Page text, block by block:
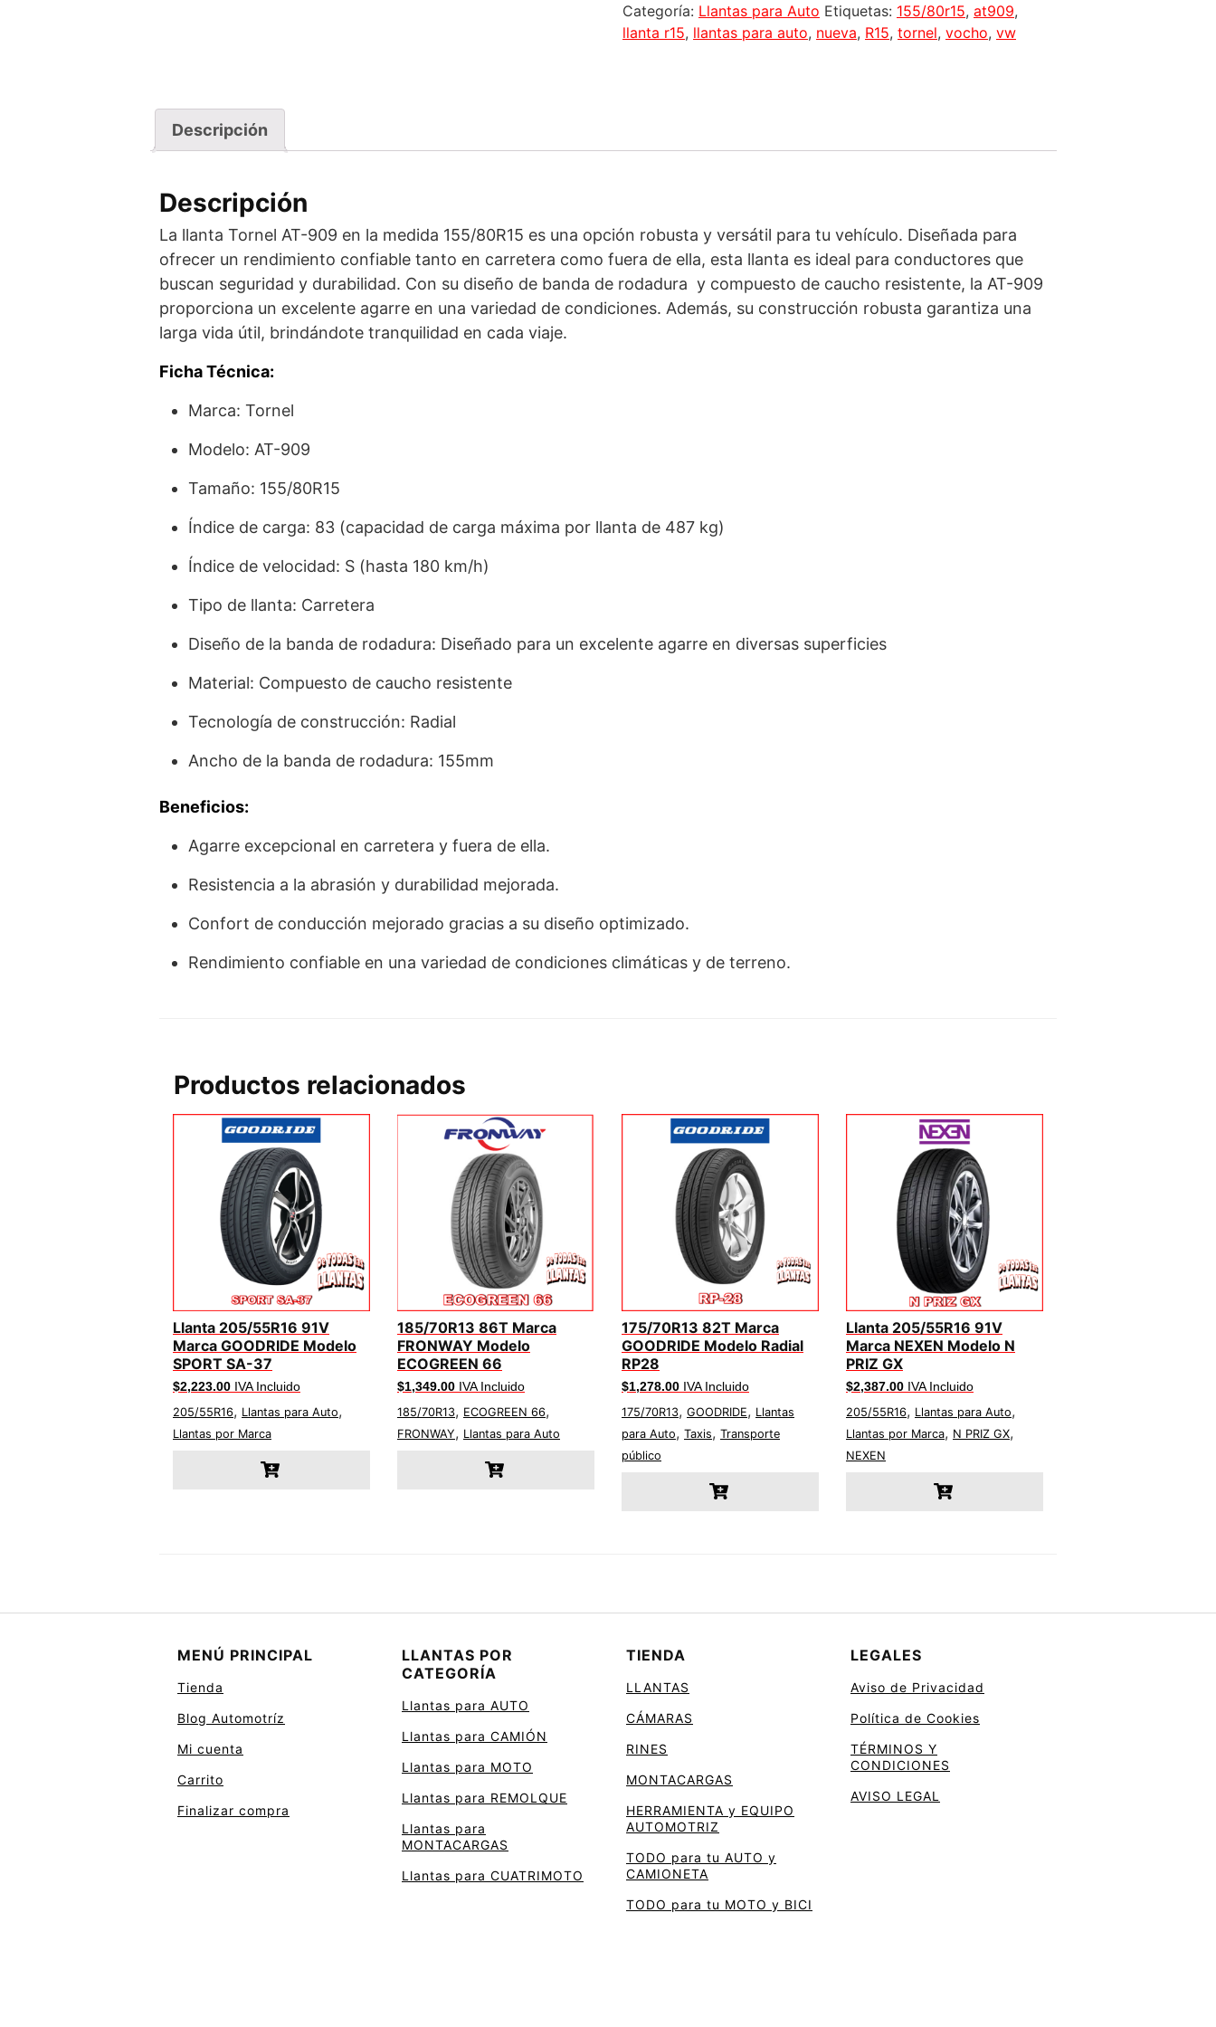
Categoría: Llantas para Auto Etiquetas: 155/80r15, at909,
llanta r15, llantas para auto, nueva, R15, tornel, vocho, vw
Descripción
Descripción
La llanta Tornel AT-909 en la medida 155/80R15 es una opción robusta y versátil para tu vehículo. Diseñada para
ofrecer un rendimiento confiable tanto en carretera como fuera de ella, esta llanta es ideal para conductores que
buscan seguridad y durabilidad. Con su diseño de banda de rodadura y compuesto de caucho resistente, la AT-909
proporciona un excelente agarre en una variedad de condiciones. Además, su construcción robusta garantiza una
larga vida útil, brindándote tranquilidad en cada viaje.
Ficha Técnica:
Marca: Tornel
Modelo: AT-909
Tamaño: 155/80R15
Índice de carga: 83 (capacidad de carga máxima por llanta de 487 kg)
Índice de velocidad: S (hasta 180 km/h)
Tipo de llanta: Carretera
Diseño de la banda de rodadura: Diseñado para un excelente agarre en diversas superficies
Material: Compuesto de caucho resistente
Tecnología de construcción: Radial
Ancho de la banda de rodadura: 155mm
Beneficios:
Agarre excepcional en carretera y fuera de ella.
Resistencia a la abrasión y durabilidad mejorada.
Confort de conducción mejorado gracias a su diseño optimizado.
Rendimiento confiable en una variedad de condiciones climáticas y de terreno.
Productos relacionados
Llanta 205/55R16 91V
Marca GOODRIDE Modelo
SPORT SA-37
$2,223.00 IVA Incluido
205/55R16, Llantas para Auto,
Llantas por Marca
185/70R13 86T Marca
FRONWAY Modelo
ECOGREEN 66
$1,349.00 IVA Incluido
185/70R13, ECOGREEN 66,
FRONWAY, Llantas para Auto
175/70R13 82T Marca
GOODRIDE Modelo Radial
RP28
$1,278.00 IVA Incluido
175/70R13, GOODRIDE, Llantas
para Auto, Taxis, Transporte
público
Llanta 205/55R16 91V
Marca NEXEN Modelo N
PRIZ GX
$2,387.00 IVA Incluido
205/55R16, Llantas para Auto,
Llantas por Marca, N PRIZ GX,
NEXEN
MENÚ PRINCIPAL
Tienda
Blog Automotríz
Mi cuenta
Carrito
Finalizar compra
LLANTAS POR
CATEGORÍA
Llantas para AUTO
Llantas para CAMIÓN
Llantas para MOTO
Llantas para REMOLQUE
Llantas para
MONTACARGAS
Llantas para CUATRIMOTO
TIENDA
LLANTAS
CÁMARAS
RINES
MONTACARGAS
HERRAMIENTA y EQUIPO
AUTOMOTRIZ
TODO para tu AUTO y
CAMIONETA
TODO para tu MOTO y BICI
LEGALES
Aviso de Privacidad
Política de Cookies
TÉRMINOS Y
CONDICIONES
AVISO LEGAL